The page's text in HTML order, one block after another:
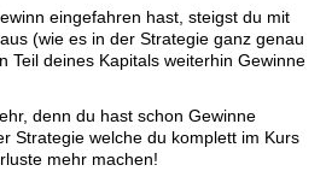
eingefahren hast, steigst du mit
(wie es in der Strategie ganz genau
Teil deines Kapitals weiterhin Gewinne
denn du hast schon Gewinne
Strategie welche du komplett im Kurs
mehr machen!